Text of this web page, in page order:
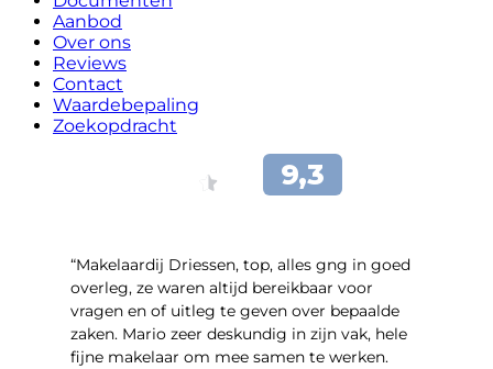
Aanbod
Over ons
Reviews
Contact
Waardebepaling
Zoekopdracht
“Makelaardij Driessen, top, alles gng in goed
overleg, ze waren altijd bereikbaar voor
vragen en of uitleg te geven over bepaalde
zaken. Mario zeer deskundig in zijn vak, hele
fijne makelaar om mee samen te werken.